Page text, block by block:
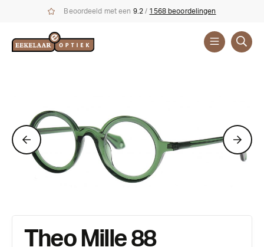
Beoordeeld met een 9.2 / 1568 beoordelingen
Theo Mille 88